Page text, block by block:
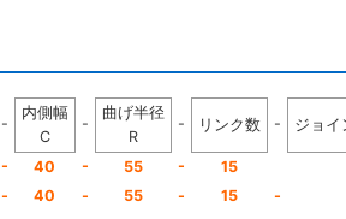
-
内側幅
C
-
曲げ半径
R
- リンク数 - ジョイ
- 40 - 55 -
15
- 40 - 55 - 15 -